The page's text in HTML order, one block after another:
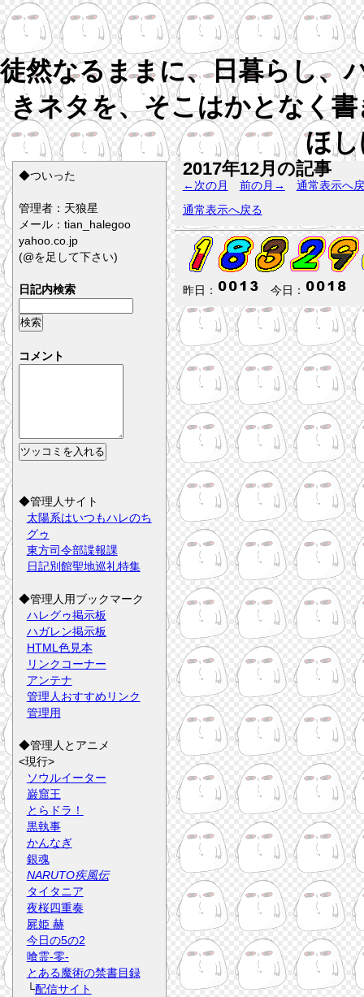
徒然なるままに、日暮らし、
きネタを、そこはかとなく
ほ
2017年12月の記事
←次の月 前の月→
通常表示へ
通常表示へ戻る
昨日： 今日：
◆ついった
管理者：天狼星
メール：tian_halegoo
yahoo.co.jp
(@を足して下さい)
日記内検索
コメント
◆管理人サイト
太陽系はいつもハレのち
グゥ
東方司令部諜報課
日記別館聖地巡礼特集
◆管理人用ブックマーク
ハレグゥ掲示板
ハガレン掲示板
HTML色見本
リンクコーナー
アンテナ
管理人おすすめリンク
管理用
◆管理人とアニメ
<現行>
ソウルイーター
巌窟王
とらドラ！
黒執事
かんなぎ
銀魂
NARUTO疾風伝
タイタニア
夜桜四重奏
屍姫 赫
今日の5の2
喰霊-零-
とある魔術の禁書目録
└配信サイト